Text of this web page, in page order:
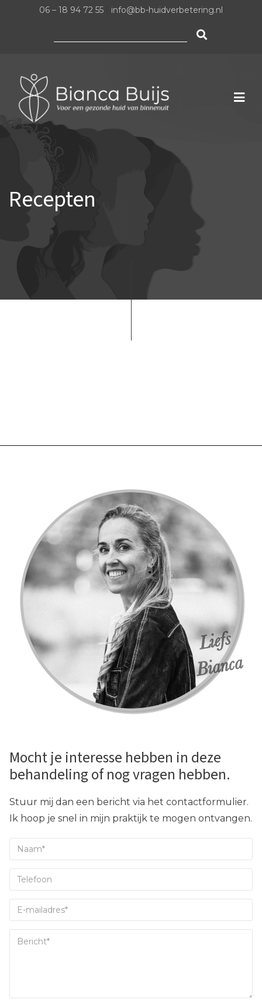
06 – 18 94 72 55 info@bb-huidverbetering.nl
Recepten
Mocht je interesse hebben in deze
behandeling of nog vragen hebben.
Stuur mij dan een bericht via het contactformulier.
Ik hoop je snel in mijn praktijk te mogen ontvangen.